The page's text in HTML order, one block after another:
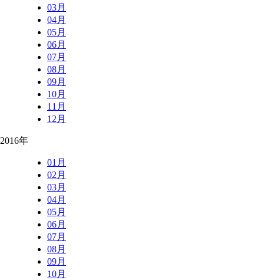
03月
04月
05月
06月
07月
08月
09月
10月
11月
12月
2016年
01月
02月
03月
04月
05月
06月
07月
08月
09月
10月